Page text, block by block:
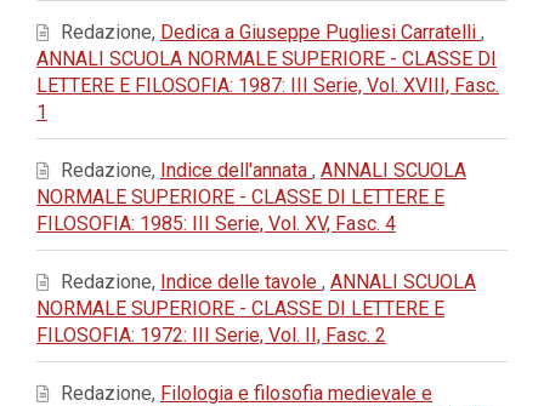
Redazione, Dedica a Giuseppe Pugliesi Carratelli ,
ANNALI SCUOLA NORMALE SUPERIORE - CLASSE DI
LETTERE E FILOSOFIA: 1987: III Serie, Vol. XVIII, Fasc.
1
Redazione, Indice dell'annata , ANNALI SCUOLA
NORMALE SUPERIORE - CLASSE DI LETTERE E
FILOSOFIA: 1985: III Serie, Vol. XV, Fasc. 4
Redazione, Indice delle tavole , ANNALI SCUOLA
NORMALE SUPERIORE - CLASSE DI LETTERE E
FILOSOFIA: 1972: III Serie, Vol. II, Fasc. 2
Redazione, Filologia e filosofia medievale e